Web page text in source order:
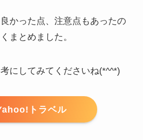
かった点、注意点もあったの
まとめました。
にしてみてくださいね(*^^*)
トラベル